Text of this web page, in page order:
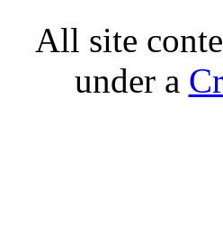
All site
under a